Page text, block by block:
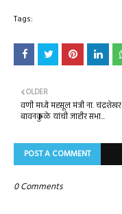
Tags:
OLDER
वणी मध्ये महसूल मंत्री ना. चंद्रशेखर
बावनकुळे यांची जाहीर सभा...
POST A COMMENT
0 Comments